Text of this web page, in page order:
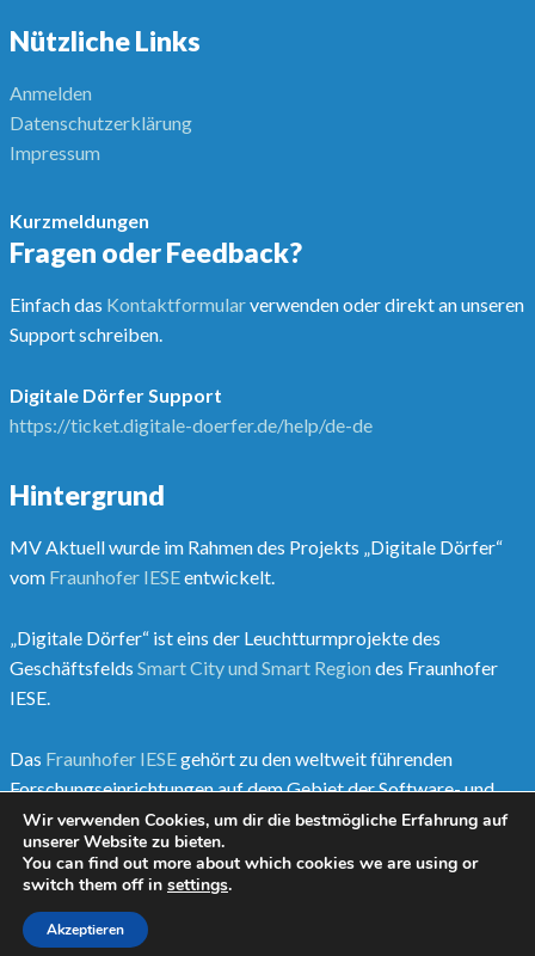
Nützliche Links
Anmelden
Datenschutzerklärung
Impressum
Kurzmeldungen
Fragen oder Feedback?
Einfach das Kontaktformularverwenden oder direkt an unseren
Support schreiben.
Digitale Dörfer Support
https://ticket.digitale-doerfer.de/help/de-de
Hintergrund
MV Aktuell wurde im Rahmen des Projekts „Digitale Dörfer“
vom Fraunhofer IESEentwickelt.
„Digitale Dörfer“ ist eins der Leuchtturmprojekte des
Geschäftsfelds Smart City und Smart Region des Fraunhofer
IESE.
Das Fraunhofer IESEgehört zu den weltweit führenden
Forschungseinrichtungen auf dem Gebiet der Software- und
Systementwicklungsmethoden.
Mehr unterwww.digitale-doerfer.de
Wir verwenden Cookies, um dir die bestmögliche Erfahrung auf
unserer Website zu bieten.
You can find out more about which cookies we are using or
switch them off in settings.
Akzeptieren